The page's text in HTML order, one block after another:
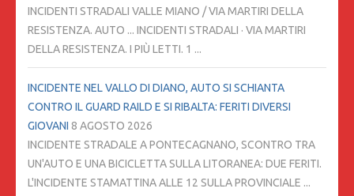
INCIDENTI STRADALI VALLE MIANO / VIA MARTIRI DELLA
RESISTENZA. AUTO ... INCIDENTI STRADALI · VIA MARTIRI
DELLA RESISTENZA. I PIÙ LETTI. 1 ...
INCIDENTE NEL VALLO DI DIANO, AUTO SI SCHIANTA
CONTRO IL GUARD RAILD E SI RIBALTA: FERITI DIVERSI
GIOVANI 8 AGOSTO 2026
INCIDENTE STRADALE A PONTECAGNANO, SCONTRO TRA
UN'AUTO E UNA BICICLETTA SULLA LITORANEA: DUE FERITI.
L'INCIDENTE STAMATTINA ALLE 12 SULLA PROVINCIALE ...